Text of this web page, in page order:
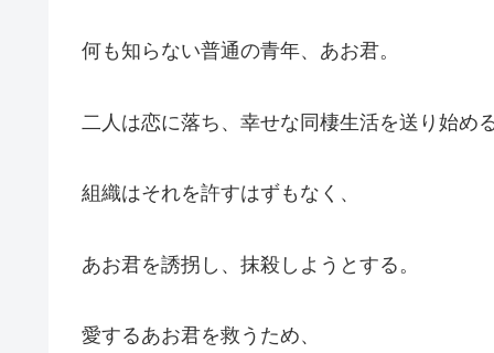
何も知らない普通の青年、あお君。
二人は恋に落ち、幸せな同棲生活を送り始め
組織はそれを許すはずもなく、
あお君を誘拐し、抹殺しようとする。
愛するあお君を救うため、